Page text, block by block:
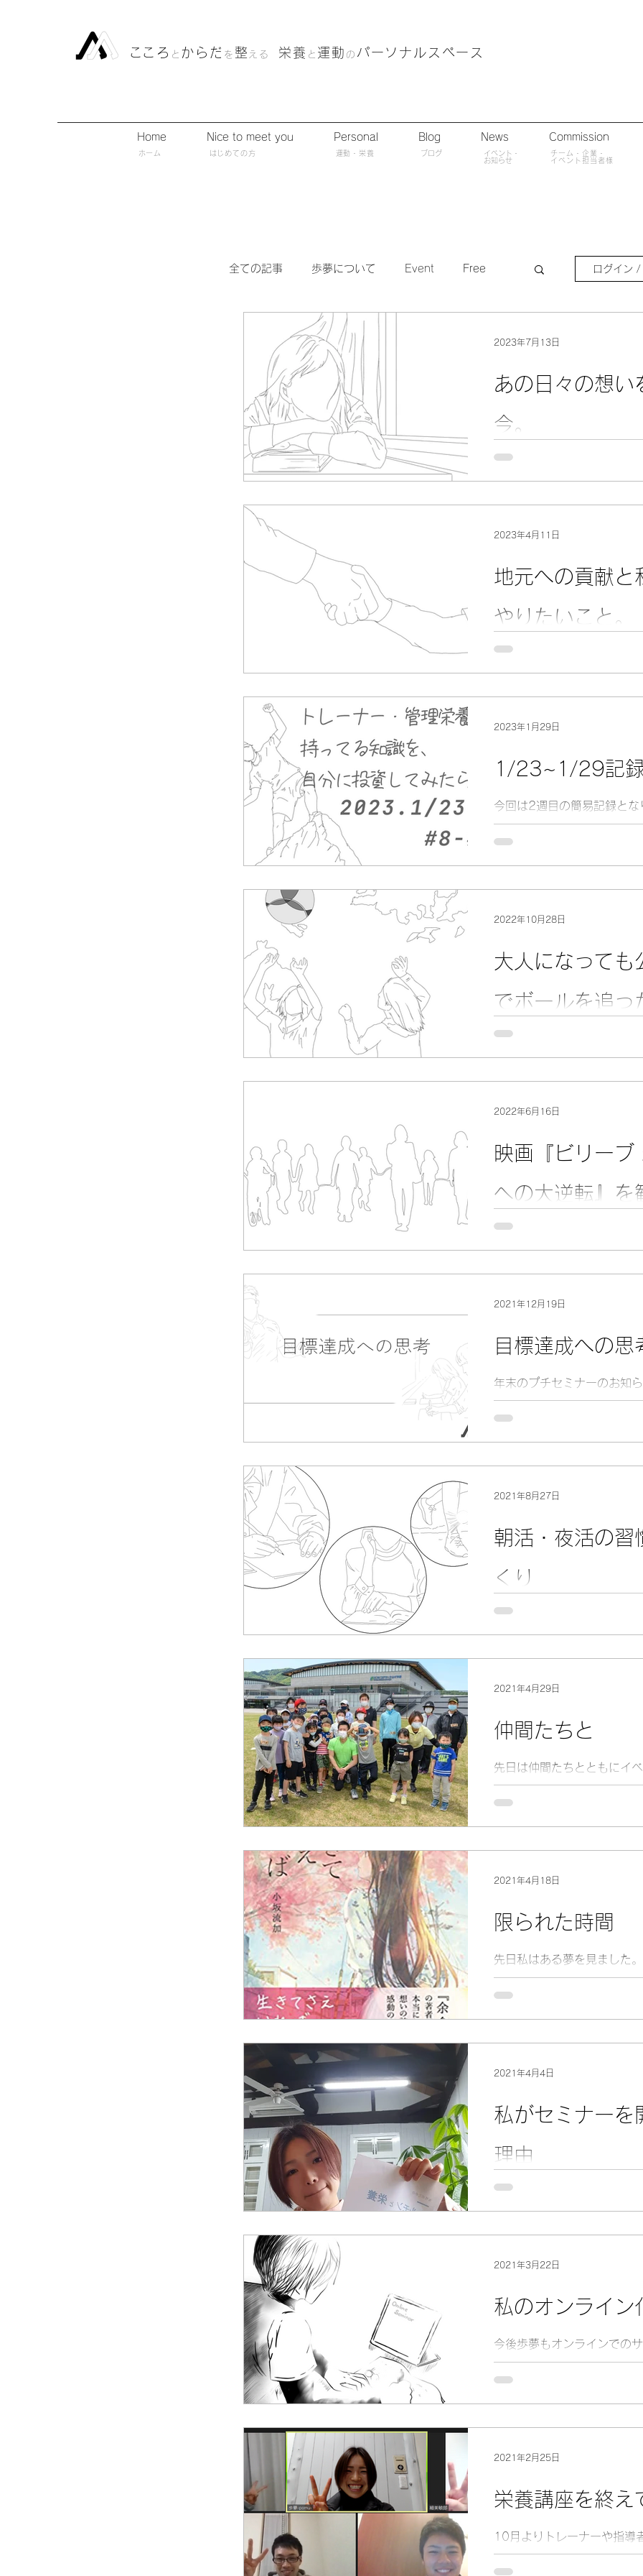
​こころ と からだ を 整 える 栄養 と 運動 の パーソナルスペース
Home Nice to meet you Personal Blog News Commission
​ホーム ​はじめての方 ​運動・栄養 ブログ
チーム・企業・
イベント担当者様
​イベント・
​お知らせ
全ての記事 歩夢について Event Free
Health
ログイン
あの日々の想い
今。
『学生スポーツの環境を変
2023年7月13日
地元への貢献と
やりたいこと。
福山市内の中学校・高等学
対象とした『出張サポート
2023年4月11日
1/23~1/29記
今回は2週目の簡易記録とな
2023年1月29日
大人になっても
でボールを追っ
ていたい。
「学生と大人の違いはなん
2022年10月28日
映画『ビリーブ
への大逆転』を
考えた我々の仕
ジェンダー。
2022年6月16日
目標達成への思
年末のプチセミナーのお知ら
2021年12月19日
朝活・夜活の習
くり
2021年9月よりオンライン
スタートします。
2021年8月27日
仲間たちと
先日は仲間たちとともにイ
催しました。
2021年4月29日
限られた時間
先日私はある夢を見ました。
2021年4月18日
私がセミナーを
理由
今回もお申し込みくださっ
がとうございました。
2021年4月4日
私のオンライン
今後歩夢もオンラインでの
増やしていく予定ですが、
の空間でできることもやり
2021年3月22日
栄養講座を終え
10月よりトレーナーや指導
実施しておりました「歩夢
座」全5回を無事終了するこ
2021年2月25日